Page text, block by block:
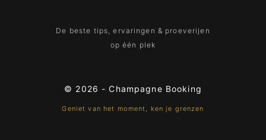
De beste tips, ervaringen & proeverijen
op één plek
© 2026 -Champagne Booking
Geniet van het moment, ken je grenzen